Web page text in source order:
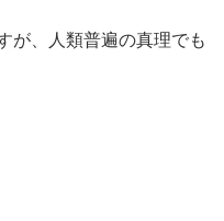
が、人類普遍の真理でも